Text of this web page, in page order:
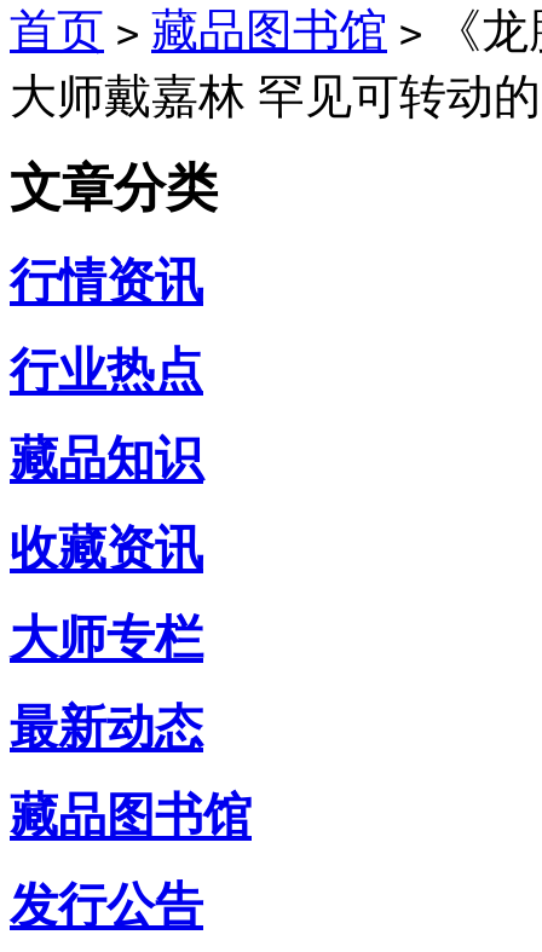
首页 > 藏品图书馆 >
《
大师戴嘉林 罕见可转动
文章分类
行情资讯
行业热点
藏品知识
收藏资讯
大师专栏
最新动态
藏品图书馆
发行公告